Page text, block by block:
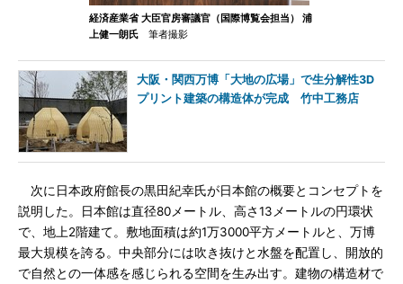
経済産業省 大臣官房審議官（国際博覧会担当） 浦
上健一朗氏 筆者撮影
大阪・関西万博「大地の広場」で生分解性3D
プリント建築の構造体が完成 竹中工務店
次に日本政府館長の黒田紀幸氏が日本館の概要とコンセプトを
説明した。日本館は直径80メートル、高さ13メートルの円環状
で、地上2階建て。敷地面積は約1万3000平方メートルと、万博
最大規模を誇る。中央部分には吹き抜けと水盤を配置し、開放的
で自然との一体感を感じられる空間を生み出す。建物の構造材で